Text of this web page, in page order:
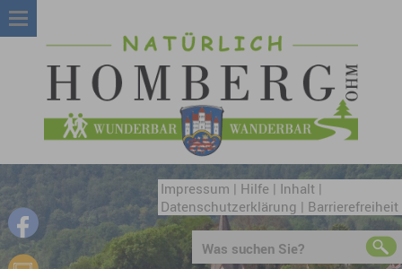
Impressum | Hilfe | Inhalt|
Datenschutzerklärung | Barrierefreiheit
Was suchen Sie?